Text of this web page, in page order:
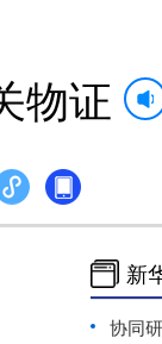
物证
新
协同